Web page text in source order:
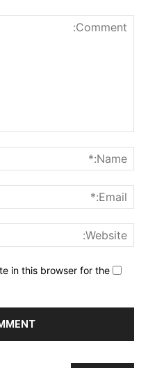
in this browser for the